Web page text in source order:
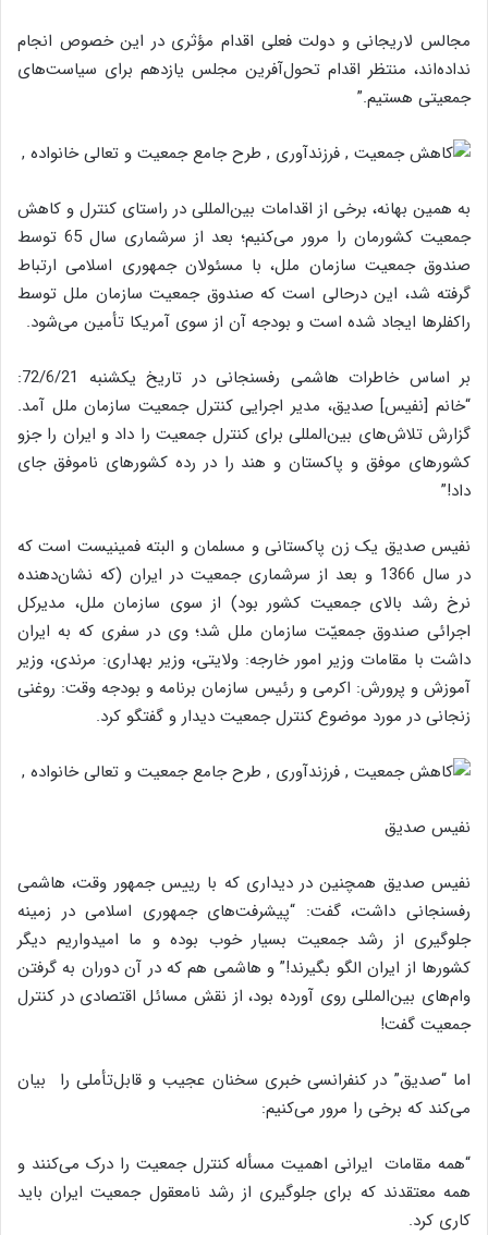
مجالس لاریجانی و دولت فعلی اقدام مؤثری در این خصوص انجام
نداده‌اند، منتظر اقدام تحول‌آفرین مجلس یازدهم برای سیاست‌های
جمعیتی هستیم.”
به همین بهانه، برخی از اقدامات بین‌المللی در راستای کنترل و کاهش
جمعیت کشورمان را مرور می‌کنیم؛ بعد از سرشماری سال 65 توسط
صندوق‌ جمعیت‌ سازمان ملل‌، با مسئولان جمهوری اسلامی ارتباط
گرفته شد، این درحالی است که صندوق جمعیت سازمان ملل توسط
راکفلرها ایجاد شده است و بودجه آن از سوی آمریکا تأمین می‌شود.
بر اساس خاطرات هاشمی رفسنجانی در تاریخ یکشنبه 72/6/21:
“خانم [نفیس] صدیق، مدیر اجرایی کنترل جمعیت سازمان ملل آمد.
گزارش تلاش‌های بین‌المللی برای کنترل جمعیت⁩ را داد و ایران را جزو
کشورهای موفق و پاکستان و هند را در رده کشورهای ناموفق جای
داد!”
نفیس صدیق یک زن پاکستانی و مسلمان و البته فمینیست است که
در سال 1366 و بعد از سرشماری جمعیت در ایران (که نشان‌دهنده
نرخ رشد بالای جمعیت کشور بود) از سوی‌ سازمان‌ ملل‌، مدیرکل
اجرائی‌ صندوق‌ جمعیّت‌ سازمان ملل‌ شد؛ وی در سفری که به ایران
داشت با مقامات وزیر امور خارجه: ولایتی، وزیر بهداری: مرندی، وزیر
آموزش و پرورش: اکرمی و رئیس سازمان برنامه و بودجه وقت: روغنی
زنجانی در مورد موضوع کنترل جمعیت⁩ دیدار و گفتگو کرد.
نفیس صدیق
⁧نفیس صدیق همچنین در دیداری که با رییس جمهور وقت، هاشمی
رفسنجانی داشت، گفت: “پیشرفت‌های جمهوری اسلامی در زمینه
جلوگیری از رشد جمعیت بسیار خوب بوده و ما امیدواریم دیگر
کشورها از ایران الگو بگیرند!” و هاشمی هم که در آن دوران به گرفتن
وام‌های بین‌المللی روی آورده بود، از نقش مسائل اقتصادی در کنترل
جمعیت گفت!
اما “صدیق” در کنفرانسی خبری سخنان عجیب و قابل‌تأملی را بیان
می‌کند که برخی را مرور می‌کنیم:
“همه مقامات‌ ایرانی اهمیت‌ مسأله‌ کنترل‌ جمعیت‌ را درک می‌کنند و
همه‌ معتقدند که‌ برای‌ جلوگیری از رشد نامعقول‌ جمعیت‌ ایران‌ باید
کاری کرد.